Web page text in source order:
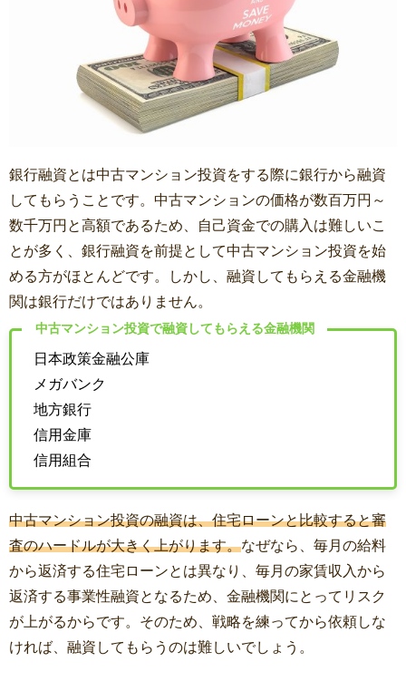
銀行融資とは中古マンション投資をする際に銀行から融資
してもらうことです。中古マンションの価格が数百万円～
数千万円と高額であるため、自己資金での購入は難しいこ
とが多く、銀行融資を前提として中古マンション投資を始
める方がほとんどです。しかし、融資してもらえる金融機
関は銀行だけではありません。
中古マンション投資で融資してもらえる金融機関
日本政策金融公庫
メガバンク
地方銀行
信用金庫
信用組合
中古マンション投資の融資は、住宅ローンと比較すると審
査のハードルが大きく上がります。なぜなら、毎月の給料
から返済する住宅ローンとは異なり、毎月の家賃収入から
返済する事業性融資となるため、金融機関にとってリスク
が上がるからです。そのため、戦略を練ってから依頼しな
ければ、融資してもらうのは難しいでしょう。